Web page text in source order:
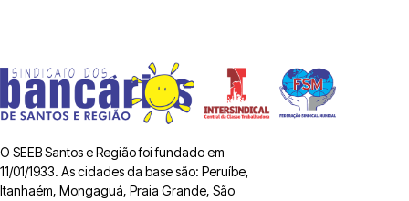
O SEEB Santos e Região foi fundado em
11/01/1933. As cidades da base são: Peruíbe,
Itanhaém, Mongaguá, Praia Grande, São